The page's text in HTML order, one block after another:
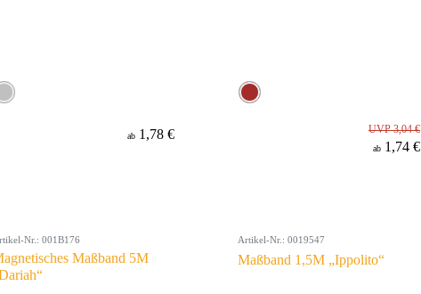
ab 1,78 € UVP 3,04 €
ab 1,74 €
Nr.: 001B176
Maßband 5M
Artikel-Nr.: 0019547
Maßband 1,5M „Ippolito“